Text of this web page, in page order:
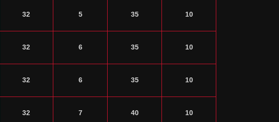
32 5 35 10
32 6 35 10
32 6 35 10
32 7 40 10